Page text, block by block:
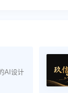
AI设计